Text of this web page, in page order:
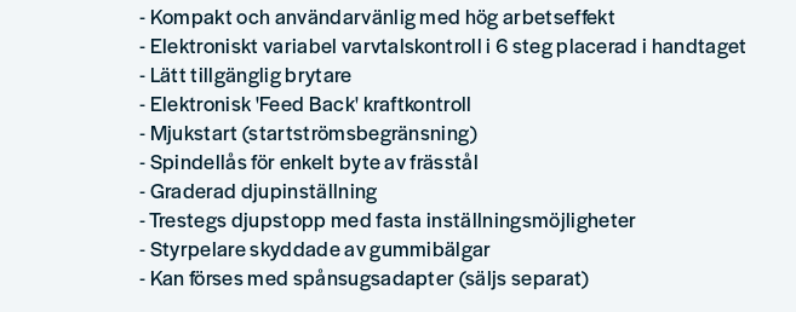
- Kompakt och användarvänlig med hög arbetseffekt
- Elektroniskt variabel varvtalskontroll i 6 steg placerad i handtaget
- Lätt tillgänglig brytare
- Elektronisk 'Feed Back' kraftkontroll
- Mjukstart (startströmsbegränsning)
- Spindellås för enkelt byte av frässtål
- Graderad djupinställning
- Trestegs djupstopp med fasta inställningsmöjligheter
- Styrpelare skyddade av gummibälgar
- Kan förses med spånsugsadapter (säljs separat)